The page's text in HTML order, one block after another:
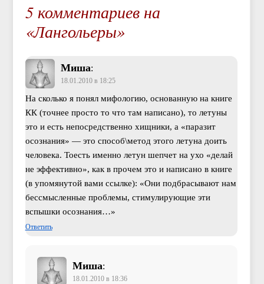
5 комментариев на
«Лангольеры»
Миша:
18.01.2010 в 18:25
На сколько я понял мифологию, основанную на книге
КК (точнее просто то что там написано), то летуны
это и есть непосредственно хищники, а «паразит
осознания» — это способ\метод этого летуна доить
человека. Тоесть именно летун шепчет на ухо «делай
не эффективно», как в прочем это и написано в книге
(в упомянутой вами ссылке): «Они подбрасывают нам
бессмысленные проблемы, стимулирующие эти
вспышки осознания…»
Ответить
Миша:
18.01.2010 в 18:36